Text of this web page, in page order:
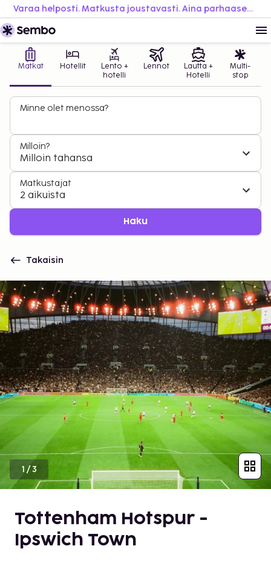
Varaa helposti. Matkusta joustavasti. Aina parhaaseen hintaan.
Matkat Hotellit
Lento +
hotelli
Lennot
Lautta +
Hotelli
Multi-
stop
Minne olet menossa?
Milloin?
Milloin tahansa
Matkustajat
2 aikuista
Haku
Takaisin
1/3
Tottenham Hotspur -
Ipswich Town